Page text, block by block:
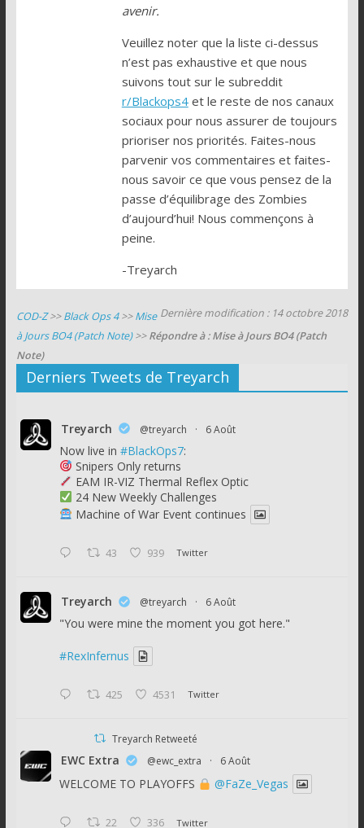
avenir.
Veuillez noter que la liste ci-dessus
n’est pas exhaustive et que nous
suivons tout sur le subreddit
r/Blackops4et le reste de nos canaux
sociaux pour nous assurer de toujours
prioriser nos priorités. Faites-nous
parvenir vos commentaires et faites-
nous savoir ce que vous pensez de la
passe d’équilibrage des Zombies
d’aujourd’hui! Nous commençons à
peine.
-Treyarch
Dernière modification : 14 octobre 2018
COD-Z>>Black Ops 4>>Mise
à Jours BO4 (Patch Note)>>Répondre à : Mise à Jours BO4 (Patch
Note)
Derniers Tweets de Treyarch
Treyarch @treyarch · 6 Août
Now live in #BlackOps7:
Snipers Only returns
EAM IR-VIZ Thermal Reflex Optic
24 New Weekly Challenges
Machine of War Event continues
43 939 Twitter
Treyarch @treyarch · 6 Août
"You were mine the moment you got here."
#RexInfernus
425 4531 Twitter
Treyarch Retweeté
EWC Extra @ewc_extra · 6 Août
WELCOME TO PLAYOFFS @FaZe_Vegas
22 336 Twitter